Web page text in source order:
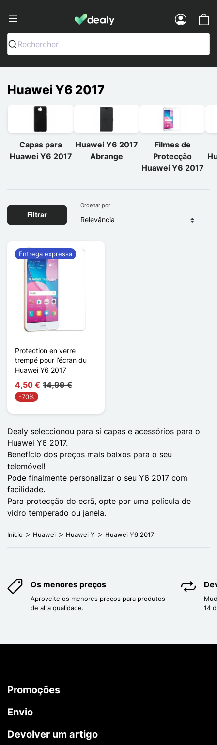
Dealy - Capas e acessórios para
Rechercher
Huawei Y6 2017
Capas para
Huawei Y6 2017
Huawei Y6 2017
Abrange
Filmes de
Protecção
Huawei Y6 2017
Filtrar
Ordenar por
Protection en verre
trempé pour l’écran du
Huawei Y6 2017
4,50 € 14,99 €
-70%
Entrega expressa
Dealy seleccionou para si capas e acessórios para o
Huawei Y6 2017.
Benefício dos preços mais baixos para o seu
telemóvel!
Pode finalmente personalizar o seu Y6 2017 com
facilidade.
Para protecção do ecrã, opte por uma película de
vidro temperado ou janela.
Início Huawei Huawei Y Huawei Y6 2017
Os menores preços
Aproveite os menores preços para produtos
de alta qualidade.
14
Promoções
Envio
Devolver um artigo